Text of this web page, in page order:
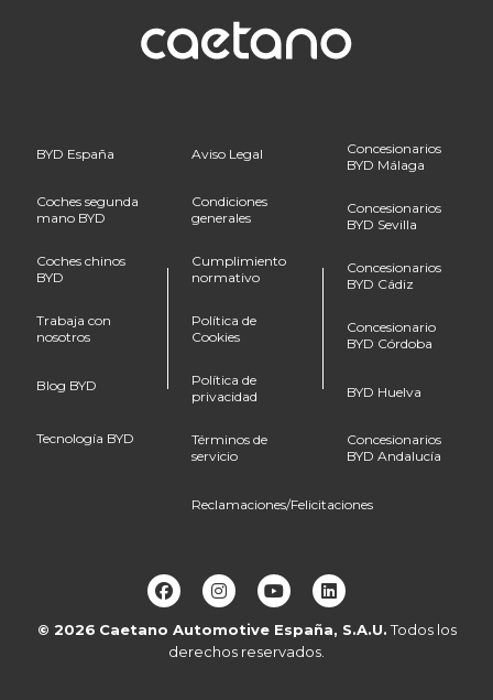
BYD España
Coches segunda
mano BYD
Coches chinos
BYD
Trabaja con
nosotros
Blog BYD
Tecnología BYD
Aviso Legal
Condiciones
generales
Cumplimiento
normativo
Política de
Cookies
Política de
privacidad
Términos de
servicio
Reclamaciones/Felicitaciones
Concesionarios
BYD Málaga
Concesionarios
BYD Sevilla
Concesionarios
BYD Cádiz
Concesionario
BYD Córdoba
BYD Huelva
Concesionarios
BYD Andalucía
© 2026 Caetano Automotive España, S.A.U.Todos los
derechos reservados.